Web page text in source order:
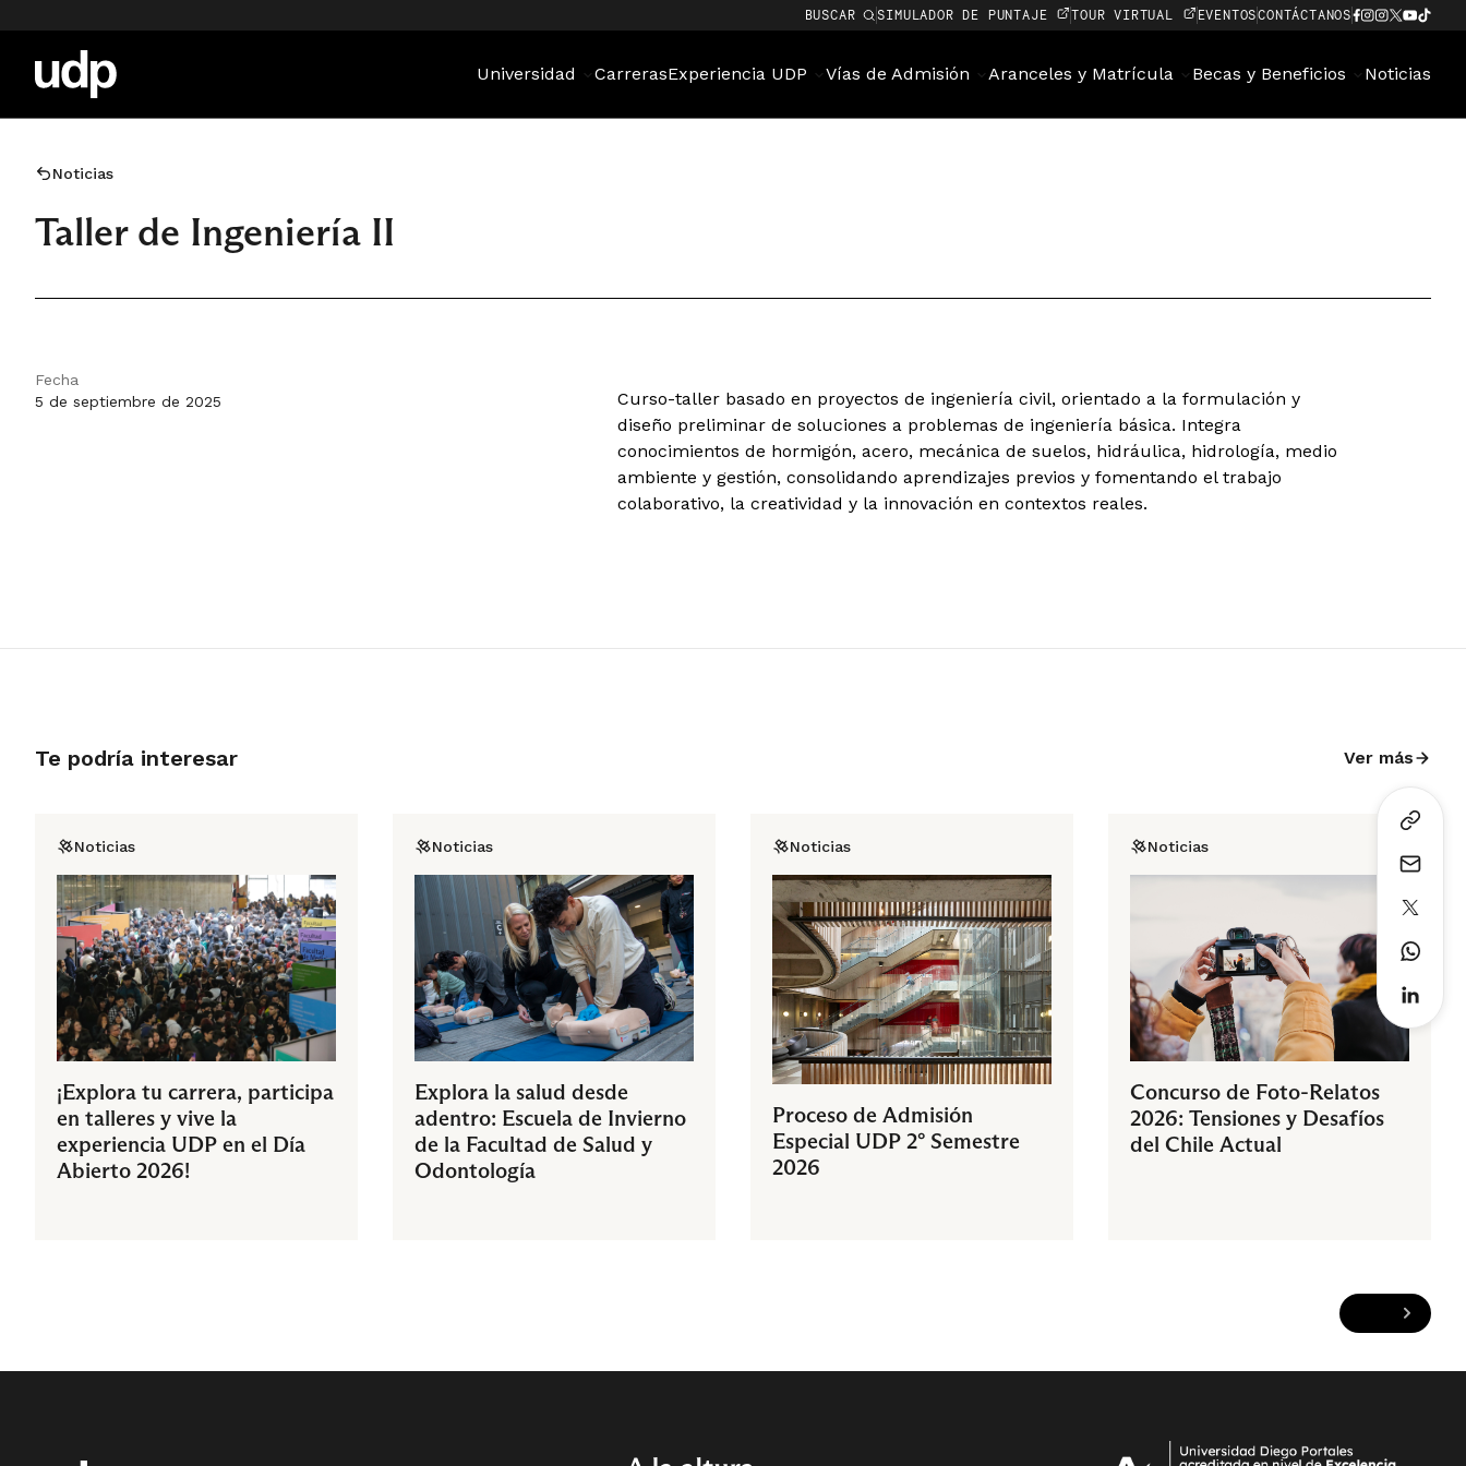
BUSCAR SIMULADOR DE PUNTAJE TOUR VIRTUAL EVENTOSCONTÁCTANOS
Universidad CarrerasExperiencia UDP Vías de Admisión Aranceles y Matrícula Becas y Beneficios Noticias
Noticias
Taller de Ingeniería II
Fecha
5 de septiembre de 2025
Curso-taller basado en proyectos de ingeniería civil, orientado a la formulación y
diseño preliminar de soluciones a problemas de ingeniería básica. Integra
conocimientos de hormigón, acero, mecánica de suelos, hidráulica, hidrología, medio
ambiente y gestión, consolidando aprendizajes previos y fomentando el trabajo
colaborativo, la creatividad y la innovación en contextos reales.
Te podría interesar Ver más
Noticias
¡Explora tu carrera, participa
en talleres y vive la
experiencia UDP en el Día
Abierto 2026!
Noticias
Explora la salud desde
adentro: Escuela de Invierno
de la Facultad de Salud y
Odontología
Noticias
Proceso de Admisión
Especial UDP 2° Semestre
2026
Noticias
Concurso de Foto-Relatos
2026: Tensiones y Desafíos
del Chile Actual